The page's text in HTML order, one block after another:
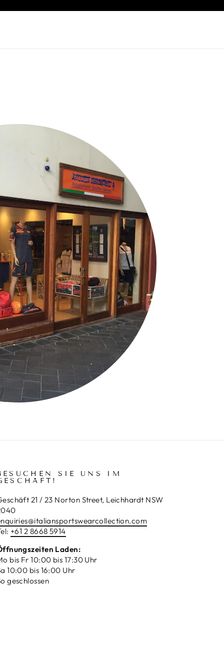
SIE UNS IM
21 / 23 Norton Street, Leichhardt NSW
+61 2 8668 5914
Laden:
bis Fr 10:00 bis 17:30 Uhr
10:00 bis 16:00 Uhr
geschlossen